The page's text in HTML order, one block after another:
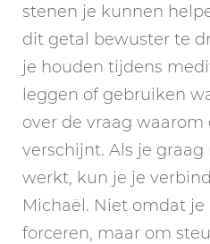
stenen je kunnen
dit getal bewuster te
je houden tijdens
leggen of gebruiken
over de vraag
verschijnt. Als je
werkt, kun je je
Michaël. Niet omdat
forceren, maar om